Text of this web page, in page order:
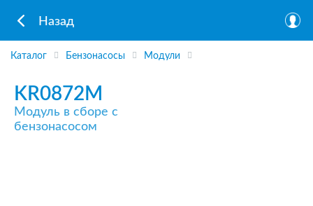
Назад
Каталог Бензонасосы Модули
KR0872M
Модуль в сборе с
бензонасосом